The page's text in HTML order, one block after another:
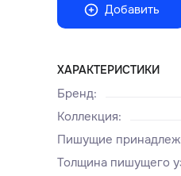
Добавить
ХАРАКТЕРИСТИКИ
Бренд:
Коллекция:
Пишущие
Толщина пишущего